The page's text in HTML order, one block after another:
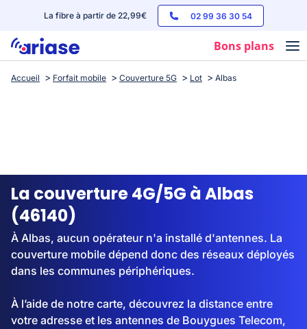
La fibre à partir de 22,99€ 02 99 36 30 54
Bons plans
Box internet
Streaming
Accueil Forfait mobile Couverture 5G Lot Albas
La couverture 4G/5G à Albas
(46140)
À Albas, aucun opérateur n'a installé d'antennes. La
couverture mobile dépend donc des réseaux déployés
dans les communes périphériques.
À l’aide de notre carte, découvrez la distance entre
votre adresse et les antennes de Bouygues Telecom,